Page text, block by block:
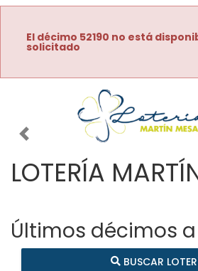
El décimo 52190 no está
solicitado
Imagen anterior
LOTERÍA
Últimos décimos
BUSCAR